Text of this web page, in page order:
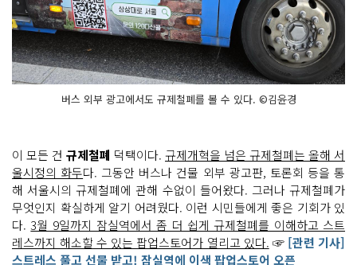
버스 외부 광고에서도 규제철폐를 볼 수 있다. ©김윤경
이 모든 건 규제철폐 덕택이다. 규제개혁을 넘은 규제철폐는 올해 서
울시정의 화두다. 그동안 버스나 건물 외부 광고판, 토론회 등을 통
해 서울시의 규제철폐에 관해 수없이 들어왔다. 그러나 규제철폐가
무엇인지 확실하게 알기 어려웠다. 이런 시민들에게 좋은 기회가 있
다.3월 9일까지 잠실역에서 좀 더 쉽게 규제철폐를 이해하고 스트
레스까지 해소할 수 있는 팝업스토어가 열리고 있다. ☞[관련 기사]
스트레스 풀고 선물 받고! 잠실역에 이색 팝업스토어 오픈